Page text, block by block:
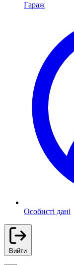
Гараж
Особисті дані
Вийти